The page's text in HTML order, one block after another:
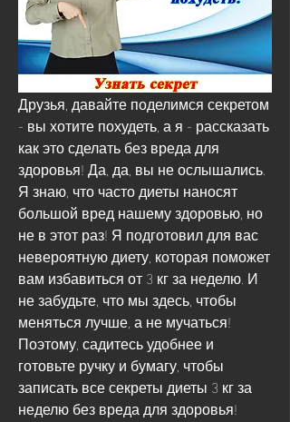
Друзья, давайте поделимся секретом
- вы хотите похудеть, а я - рассказать
как это сделать без вреда для
здоровья! Да, да, вы не ослышались.
Я знаю, что часто диеты наносят
большой вред нашему здоровью, но
не в этот раз! Я подготовил для вас
невероятную диету, которая поможет
вам избавиться от 3 кг за неделю. И
не забудьте, что мы здесь, чтобы
меняться лучше, а не мучаться!
Поэтому, садитесь удобнее и
готовьте ручку и бумагу, чтобы
записать все секреты диеты 3 кг за
неделю без вреда для здоровья!